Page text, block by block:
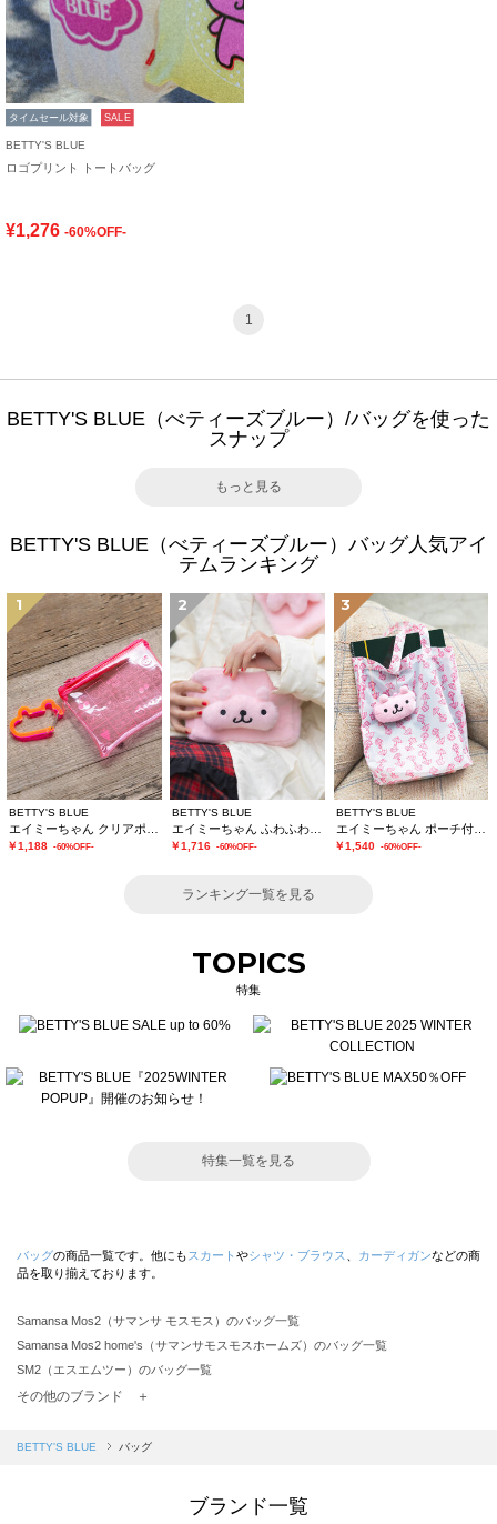
タイムセール対象 SALE
BETTY'S BLUE
ロゴプリント トートバッグ
¥1,276 -60%OFF-
1
BETTY'S BLUE（べティーズブルー）/バッグを使った
スナップ
もっと見る
BETTY'S BLUE（べティーズブルー）バッグ人気アイ
テムランキング
1
BETTY'S BLUE
￥1,188 -60%OFF-
2
BETTY'S BLUE
￥1,716 -60%OFF-
3
BETTY'S BLUE
エイミーちゃん ポーチ付きエコバッグ
￥1,540 -60%OFF-
ランキング一覧を見る
TOPICS
特集
特集一覧を見る
バッグの商品一覧です。他にも スカート やシャツ・ブラウス カーディガンなどの商
品を取り揃えております。
Samansa Mos2（サマンサ モスモス）のバッグ一覧
Samansa Mos2 home's（サマンサモスモスホームズ）のバッグ一覧
SM2（エスエムツー）のバッグ一覧
TSUHARU by Samansa Mos2（ツハルバイサマンサモスモス）のバッグ一覧
Samansa Mos2 blue（サマンサモスモス ブルー）のバッグ一覧
sō4ū（ソウフォーユー）のバッグ一覧
その他のブランド ＋
BETTY'S BLUE バッグ
ブランド一覧